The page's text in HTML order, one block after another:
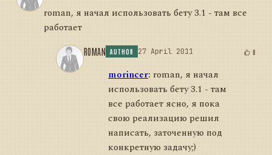
roman, я начал использовать бету 3.1 - там все
работает
ROMAN AUTHOR 27 April 2011 0
morincer: roman, я начал
использовать бету 3.1 - там
все работает ясно, я пока
свою реализацию решил
написать, заточенную под
конкретную задачу;)